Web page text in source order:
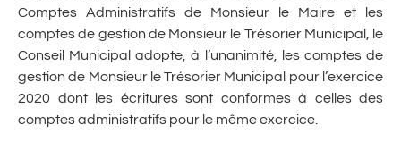
Comptes Administratifs de Monsieur le Maire et les
comptes de gestion de Monsieur le Trésorier Municipal, le
Conseil Municipal adopte, à l’unanimité, les comptes de
gestion de Monsieur le Trésorier Municipal pour l’exercice
2020 dont les écritures sont conformes à celles des
comptes administratifs pour le même exercice.